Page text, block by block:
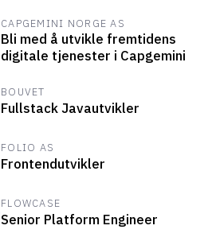
CAPGEMINI NORGE AS
Bli med å utvikle fremtidens
digitale tjenester i Capgemini
BOUVET
Fullstack Javautvikler
FOLIO AS
Frontendutvikler
FLOWCASE
Senior Platform Engineer